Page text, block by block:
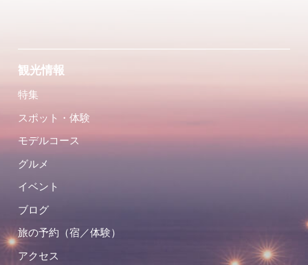
観光情報
特集
スポット・体験
モデルコース
グルメ
イベント
ブログ
旅の予約（宿／体験）
アクセス